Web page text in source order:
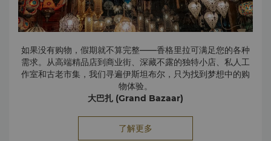
如果没有购物，假期就不算完整——香格里拉可满足您的各种
需求。从高端精品店到商业街、深藏不露的独特小店、私人工
作室和古老市集，我们寻遍伊斯坦布尔，只为找到梦想中的购
物体验。
大巴扎 (Grand Bazaar)
走于 4,000 家店铺和摊位之间，一展您讨价还价的本领，无论
皮包还是古董地毯，总能淘到自己心仪的物品。
了解更多